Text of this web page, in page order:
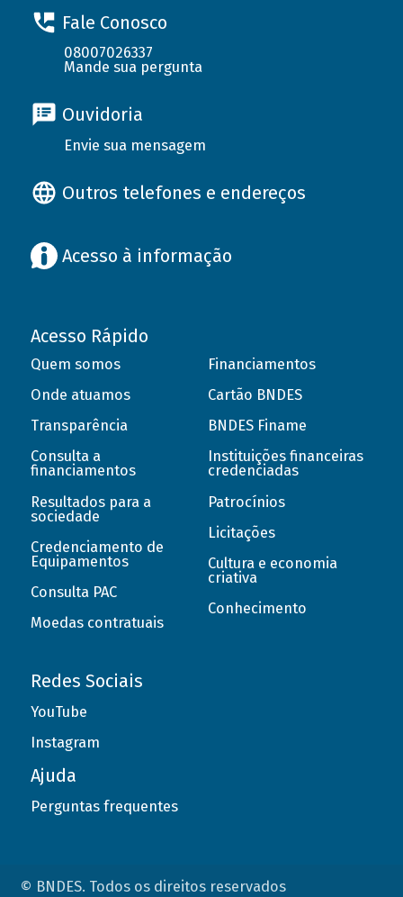
Fale Conosco
08007026337
Mande sua pergunta
Ouvidoria
Envie sua mensagem
Outros telefones e endereços
Acesso à informação
Acesso Rápido
Quem somos
Onde atuamos
Transparência
Consulta a
financiamentos
Resultados para a
sociedade
Credenciamento de
Equipamentos
Consulta PAC
Moedas contratuais
Financiamentos
Cartão BNDES
BNDES Finame
Instituições financeiras
credenciadas
Patrocínios
Licitações
Cultura e economia
criativa
Conhecimento
Redes Sociais
YouTube
Instagram
Ajuda
Perguntas frequentes
© BNDES. Todos os direitos reservados